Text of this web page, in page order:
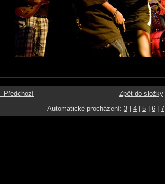
Předchozí
Zpět do složky
Automatické procházení: 3 4 5 6 7